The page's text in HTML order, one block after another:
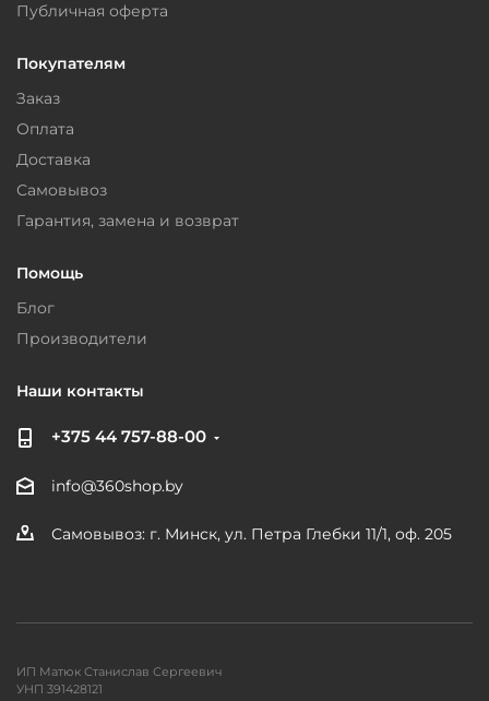
Публичная оферта
Покупателям
Заказ
Оплата
Доставка
Самовывоз
Гарантия, замена и возврат
Помощь
Блог
Производители
Наши контакты
+375 44 757-88-00
info@360shop.by
Самовывоз: г. Минск, ул. Петра Глебки 11/1, оф. 205
ИП Матюк Станислав Сергеевич
УНП 391428121